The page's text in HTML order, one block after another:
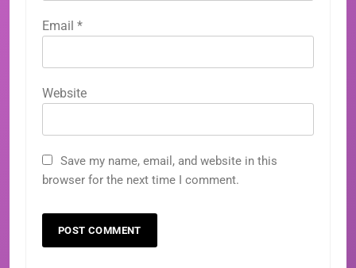
Email *
Website
Save my name, email, and website in this
browser for the next time I comment.